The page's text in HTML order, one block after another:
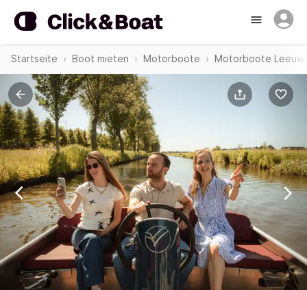
Startseite Boot mieten Motorboote Motorboote